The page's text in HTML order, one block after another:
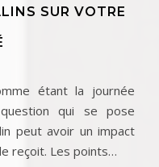
SUR VOTRE
qui se pose
peut avoir un impact
reçoit. Les points…